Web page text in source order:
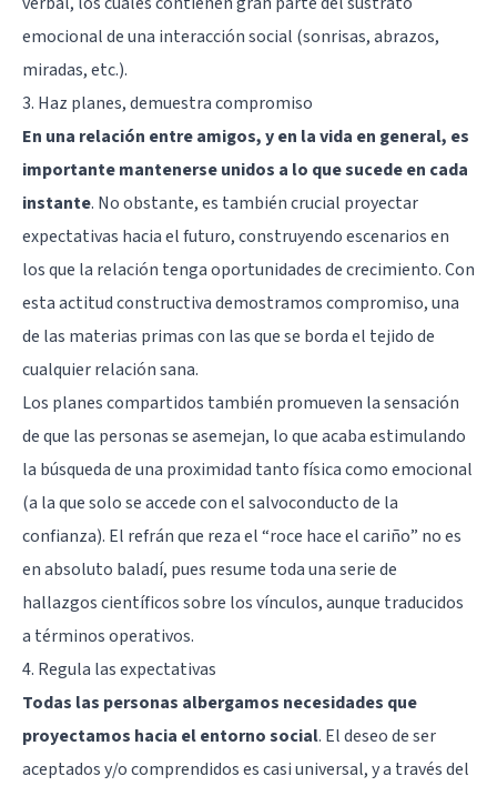
emocional de una interacción social (sonrisas, abrazos,
miradas, etc.).
3. Haz planes, demuestra compromiso
En una relación entre amigos, y en la vida en general, es
importante mantenerse unidos a lo que sucede en cada
instante. No obstante, es también crucial proyectar
expectativas hacia el futuro, construyendo escenarios en
los que la relación tenga oportunidades de crecimiento. Con
esta actitud constructiva demostramos compromiso, una
de las materias primas con las que se borda el tejido de
cualquier relación sana.
Los planes compartidos también promueven la sensación
de que las personas se asemejan, lo que acaba estimulando
la búsqueda de una proximidad tanto física como emocional
(a la que solo se accede con el salvoconducto de la
confianza). El refrán que reza el “roce hace el cariño” no es
en absoluto baladí, pues resume toda una serie de
hallazgos científicos sobre los vínculos, aunque traducidos
a términos operativos.
4. Regula las expectativas
Todas las personas albergamos necesidades que
proyectamos hacia el entorno social. El deseo de ser
aceptados y/o comprendidos es casi universal, y a través del